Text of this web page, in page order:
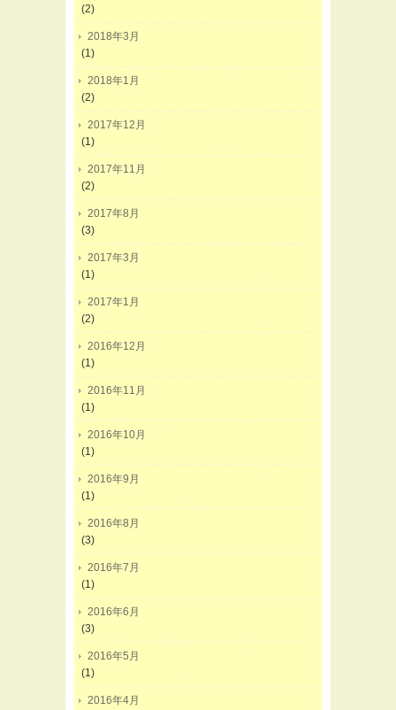
(2)
2018年3月
(1)
2018年1月
(2)
2017年12月
(1)
2017年11月
(2)
2017年8月
(3)
2017年3月
(1)
2017年1月
(2)
2016年12月
(1)
2016年11月
(1)
2016年10月
(1)
2016年9月
(1)
2016年8月
(3)
2016年7月
(1)
2016年6月
(3)
2016年5月
(1)
2016年4月